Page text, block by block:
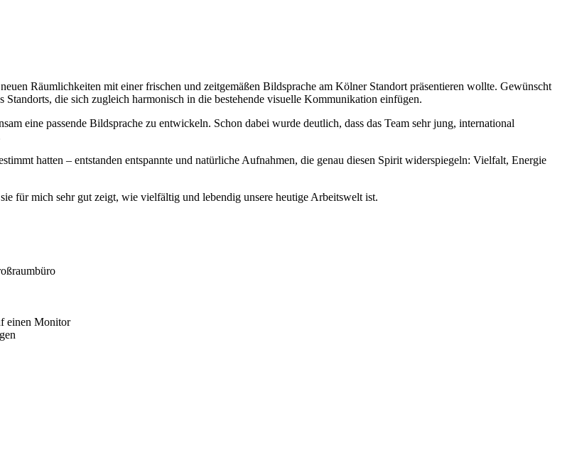
Räumlichkeiten mit einer frischen und zeitgemäßen Bildsprache am Kölner Standort präsentieren wollte. Gewünscht
die sich zugleich harmonisch in die bestehende visuelle Kommunikation einfügen.
eine passende Bildsprache zu entwickeln. Schon dabei wurde deutlich, dass das Team sehr jung, international
hatten – entstanden entspannte und natürliche Aufnahmen, die genau diesen Spirit widerspiegeln: Vielfalt, Energie
für mich sehr gut zeigt, wie vielfältig und lebendig unsere heutige Arbeitswelt ist.